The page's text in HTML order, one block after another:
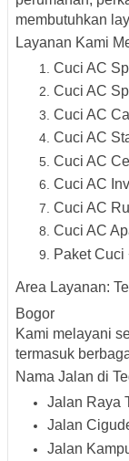
membutuhkan
Layanan Kami
Cuci AC
Cuci AC
Cuci AC
Cuci AC
Cuci AC
Cuci AC
Cuci AC
Cuci AC
Paket Cuci
Area Layanan:
Bogor
Kami melayani
termasuk
Nama Jalan di
Jalan Raya
Jalan
Jalan